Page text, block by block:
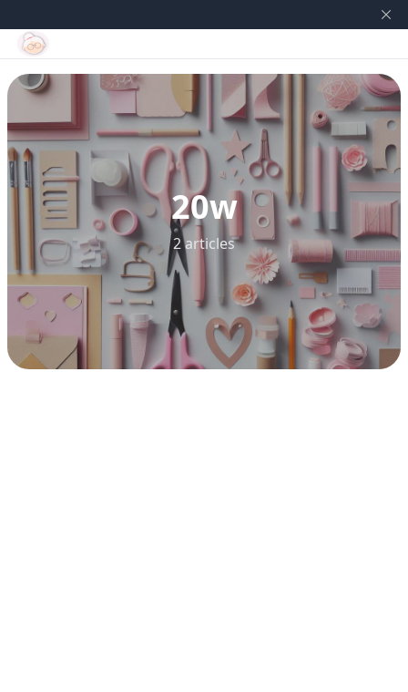
20w
2 articles